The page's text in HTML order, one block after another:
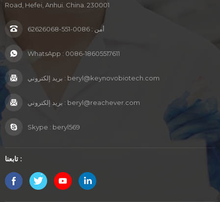
Road, Hefei, Anhui. China. 230001
أمن : 0086-551-62626068
WhatsApp : 0086-18605517611
بريد إلكتروني : beryl@keynovobiotech.com
بريد إلكتروني : beryl@reachever.com
Skype : beryl569
تابعنا :